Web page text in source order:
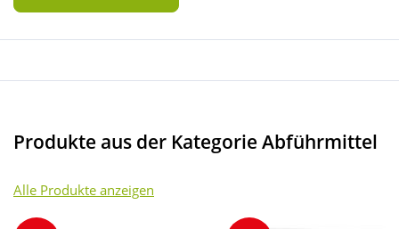
Produkte aus der Kategorie Abführmittel
Alle Produkte anzeigen